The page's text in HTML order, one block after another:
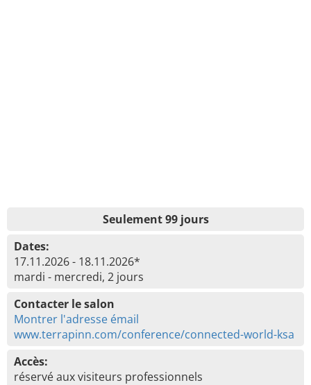
Seulement 99 jours
Dates:
17.11.2026 - 18.11.2026*
mardi - mercredi, 2 jours
Contacter le salon
Montrer l'adresse émail
www.terrapinn.com/conference/connected-world-ksa
Accès:
réservé aux visiteurs professionnels